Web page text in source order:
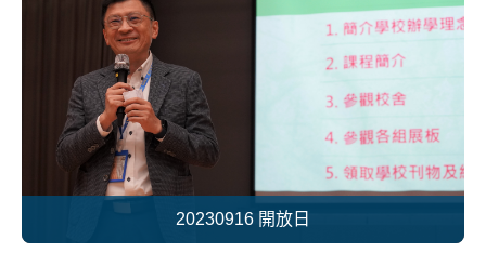
20230916 開放日